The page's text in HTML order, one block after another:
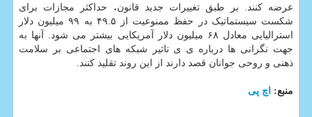
عرضه کنند. بر طبق تغییرات جدید قانون، حداکثر مجازات برای
شکست سیستماتیک در حفظ ممنوعیت از ۴۹.۵ به ۹۹ میلیون دلار
استرالیایی معادل ۶۸ میلیون دلار آمریکایی بیشتر می شود. آنها به
جهت نگرانی ها درباره ی ی تاثیر شبکه های اجتماعی بر سلامت
ذهنی و روحی جوانان قصد دارند از این روند تقلید کنند.
منبع: اچ پی